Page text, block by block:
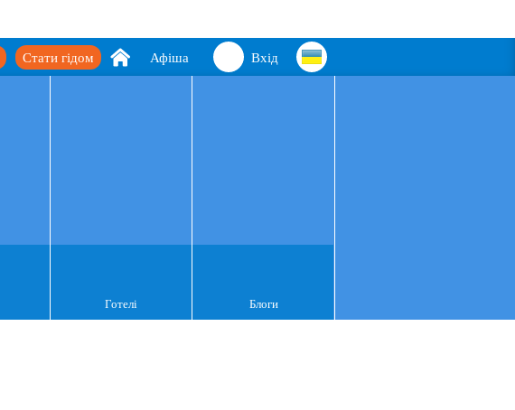
Вхід
Афіша
Стати гідом
Готелі Блоги